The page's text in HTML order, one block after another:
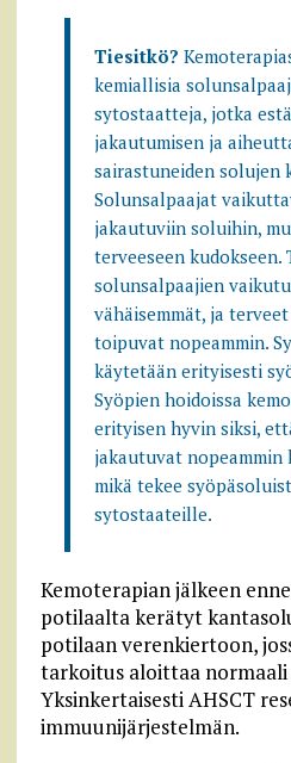
Tiesitkö?
kemiallisia
sytostaatteja, jotka
jakautumisen ja
sairastuneiden solujen
Solunsalpaajat
jakautuviin soluihin,
terveeseen kudokseen.
solunsalpaajien
vähäisemmät, ja
toipuvat nopeammin.
käytetään erityisesti
Syöpien hoidoissa
erityisen hyvin siksi,
jakautuvat
mikä tekee
sytostaateille.
Kemoterapian jälkeen
potilaalta kerätyt
potilaan verenkiertoon,
tarkoitus aloittaa
Yksinkertaisesti AHSCT
immuunijärjestelmän.